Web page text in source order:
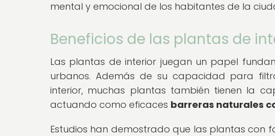
mental y emocional de los habitantes de la
Beneficios de las plantas de
Las plantas de interior juegan un papel
urbanos. Además de su capacidad para
interior, muchas plantas también tienen la
actuando como eficaces barreras naturales
Estudios han demostrado que las plantas con